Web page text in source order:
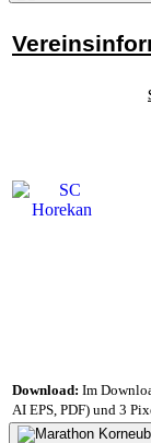
Download: Im
AI EPS, PDF) und 3